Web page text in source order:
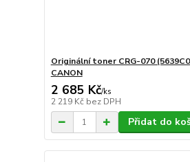
Originální toner CRG-070
CANON
2 685 Kč/ks
2 219 Kč bez DPH
Přidat do